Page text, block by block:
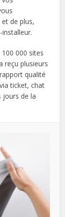
de plus,
000 sites
reçu plusieurs
qualité
ticket, chat
jours de la